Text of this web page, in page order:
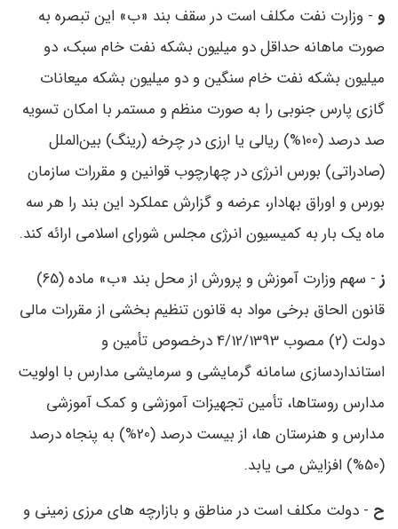
و - وزارت نفت مکلف است در سقف بند «ب» این تبصره به
صورت ماهانه حداقل دو میلیون بشکه نفت خام سبک، دو
میلیون بشکه نفت خام سنگین و دو میلیون بشکه میعانات
گازی پارس جنوبی را به صورت منظم و مستمر با امکان تسویه
صد درصد (100%) ریالی یا ارزی در چرخه (رینگ) بین‌الملل
(صادراتی) بورس انرژی در چهارچوب قوانین و مقررات سازمان
بورس و اوراق بهادار، عرضه و گزارش عملکرد این بند را هر سه
‌ماه یک ‌بار به کمیسیون انرژی مجلس شورای اسلامی ارائه کند.
ز
- سهم وزارت آموزش و پرورش از محل بند «ب» ماده (65)
قانون الحاق برخی مواد به قانون تنظیم بخشی از مقررات مالی
دولت (2) مصوب 4/12/1393 درخصوص تأمین و
استانداردسازی سامانه گرمایشی و سرمایشی مدارس با اولویت
مدارس روستاها، تأمین تجهیزات آموزشی و کمک آموزشی
مدارس و هنرستان ‌ها، از بیست ‌درصد (20%) به پنجاه‌ درصد
(50%) افزایش می ‌یابد.
ح - دولت مکلف است در مناطق و بازارچه‌ های مرزی زمینی و